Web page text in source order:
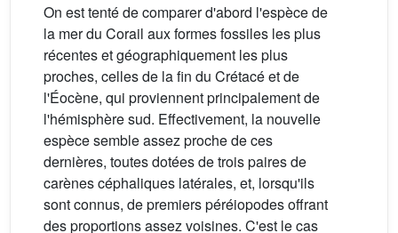
On est tenté de comparer d'abord l'espèce de
la mer du Corail aux formes fossiles les plus
récentes et géographiquement les plus
proches, celles de la fin du Crétacé et de
l'Éocène, qui proviennent principalement de
l'hémisphère sud. Effectivement, la nouvelle
espèce semble assez proche de ces
dernières, toutes dotées de trois paires de
carènes céphaliques latérales, et, lorsqu'ils
sont connus, de premiers péréiopodes offrant
des proportions assez voisines. C'est le cas